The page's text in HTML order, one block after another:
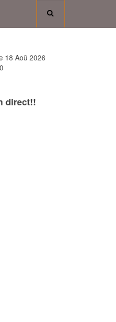
18 Aoû 2026
direct!!